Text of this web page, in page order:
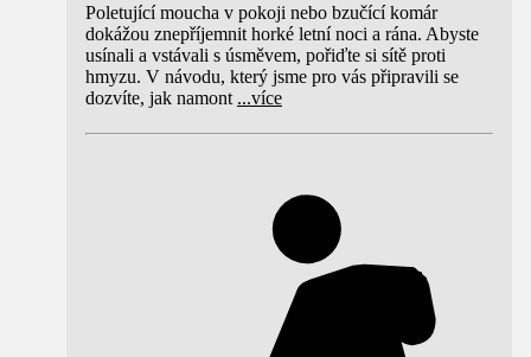
Poletující moucha v pokoji nebo bzučící komár
dokážou znepříjemnit horké letní noci a rána. Abyste
usínali a vstávali s úsměvem, pořiďte si sítě proti
hmyzu. V návodu, který jsme pro vás připravili se
dozvíte, jak namont ...více